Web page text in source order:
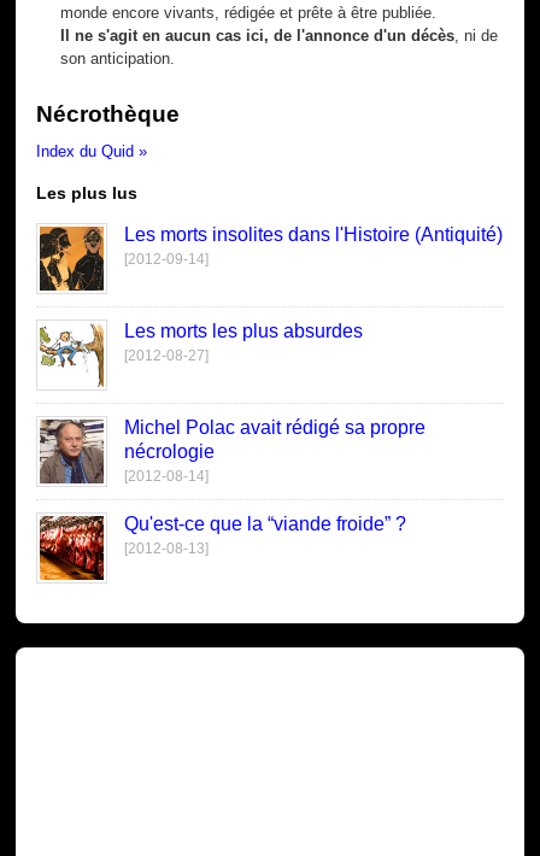
monde encore vivants, rédigée et prête à être publiée.
Il ne s'agit en aucun cas ici, de l'annonce d'un décès , ni de
son anticipation.
Nécrothèque
Index du Quid »
Les plus lus
Les morts insolites dans l'Histoire (Antiquité)
[2012-09-14]
Les morts les plus absurdes
[2012-08-27]
Michel Polac avait rédigé sa propre
nécrologie
[2012-08-14]
Qu'est-ce que la “viande froide” ?
[2012-08-13]